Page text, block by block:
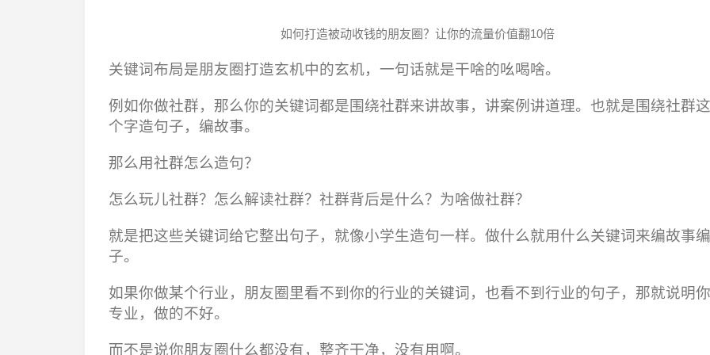
如何打造被动收钱的朋友圈？让你的流量价值翻10倍
关键词布局是朋友圈打造玄机中的玄机，一句话就是干啥的吆喝啥。
例如你做社群，那么你的关键词都是围绕社群来讲故事，讲案例讲道理。也就是围绕社群
个字造句子，编故事。
那么用社群怎么造句？
怎么玩儿社群？怎么解读社群？社群背后是什么？为啥做社群？
就是把这些关键词给它整出句子，就像小学生造句一样。做什么就用什么关键词来编故事
子。
如果你做某个行业，朋友圈里看不到你的行业的关键词，也看不到行业的句子，那就说明
专业，做的不好。
而不是说你朋友圈什么都没有，整齐干净，没有用啊。